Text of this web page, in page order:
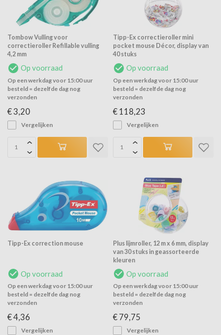
Tombow Vulling voor
correctieroller Refillable vulling
4,2 mm
Op voorraad
Op een werkdag voor 15:00 uur
besteld = dezelfde dag nog
verzonden
€ 3,20
Vergelijken
Tipp-Ex correctieroller mini
pocket mouse Décor, display van
40 stuks
Op voorraad
Op een werkdag voor 15:00 uur
besteld = dezelfde dag nog
verzonden
€ 118,23
Vergelijken
Tipp-Ex correction mouse
Op voorraad
Op een werkdag voor 15:00 uur
besteld = dezelfde dag nog
verzonden
€ 4,36
Vergelijken
Plus lijmroller, 12 m x 6 mm, display
van 30 stuks in geassorteerde
kleuren
Op voorraad
Op een werkdag voor 15:00 uur
besteld = dezelfde dag nog
verzonden
€ 79,75
Vergelijken